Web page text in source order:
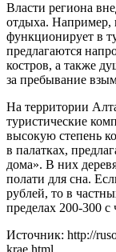
Власти региона
отдыха. Например,
функционирует в
предлагаются
костров, а также
за пребывание
На территории
туристические
высокую степень
в палатках,
дома». В них
полати для сна.
рублей, то в
пределах 200-300 с
Источник: http://